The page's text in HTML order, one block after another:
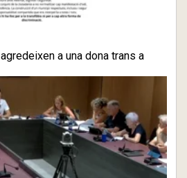
a una dona trans a